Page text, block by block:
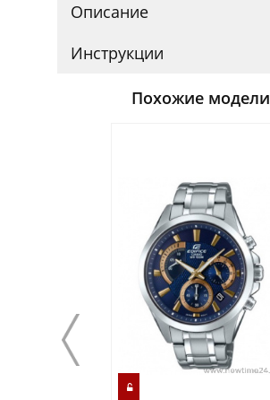
Описание
Инструкции
Похожие модели